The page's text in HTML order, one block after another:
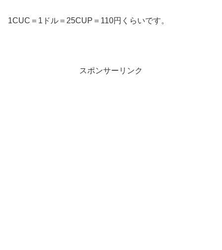
1CUC＝1ドル＝25CUP＝110円くらいです。
スポンサーリンク